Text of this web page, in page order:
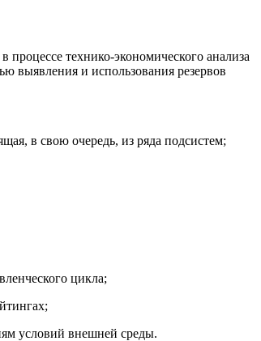
процессе технико-экономического анализа
выявления и использования резервов
в свою очередь, из ряда подсистем;
цикла;
условий внешней среды.